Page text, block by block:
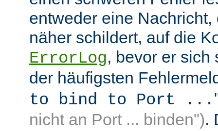
entweder eine
näher schildert, auf die
ErrorLog, bevor er sich
der häufigsten
to bind to Port ...
nicht an Port ... binden").